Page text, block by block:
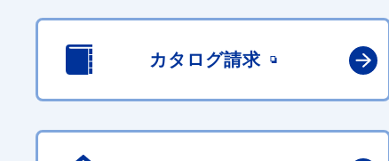
カタログ請求